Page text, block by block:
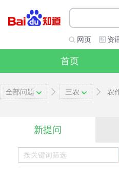
网页 资
首页
全部问题 三农 农
新提问